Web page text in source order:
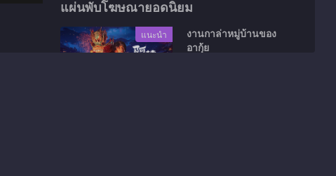
แผ่นพับโฆษณายอดนิยม
แนะนำ
งานกาล่าหมู่บ้านของ
อากุ้ย